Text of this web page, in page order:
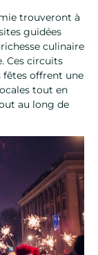
trouveront à
guidées
culinaire
Ces circuits
fêtes offrent une
tout en
au long de